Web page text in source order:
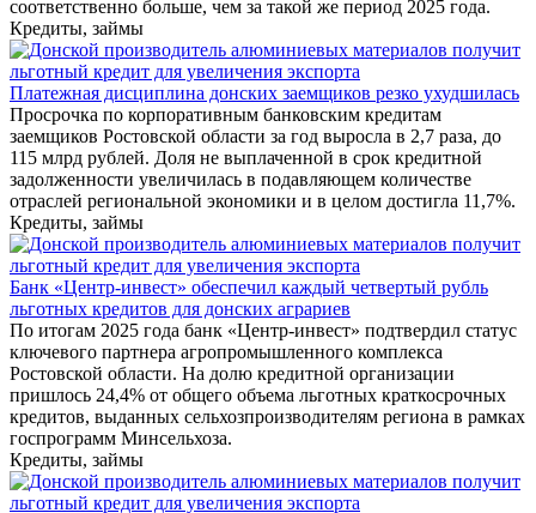
соответственно больше, чем за такой же период 2025 года.
Кредиты, займы
Платежная дисциплина донских заемщиков резко ухудшилась
Просрочка по корпоративным банковским кредитам
заемщиков Ростовской области за год выросла в 2,7 раза, до
115 млрд рублей. Доля не выплаченной в срок кредитной
задолженности увеличилась в подавляющем количестве
отраслей региональной экономики и в целом достигла 11,7%.
Кредиты, займы
Банк «Центр-инвест» обеспечил каждый четвертый рубль
льготных кредитов для донских аграриев
По итогам 2025 года банк «Центр-инвест» подтвердил статус
ключевого партнера агропромышленного комплекса
Ростовской области. На долю кредитной организации
пришлось 24,4% от общего объема льготных краткосрочных
кредитов, выданных сельхозпроизводителям региона в рамках
госпрограмм Минсельхоза.
Кредиты, займы